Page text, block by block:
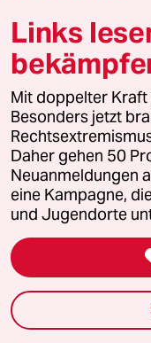
Immer
zehn ,
und meint
I ironimus
08.01.2013 ,
"Google ist
die ist
Jaja , ein
Wenn Sie
Schau
Links
Mit doppelter Kraft
Besonders jetzt
Daher gehen 50
Neuanmeldungen
eine Kampagne,
und Jugendorte